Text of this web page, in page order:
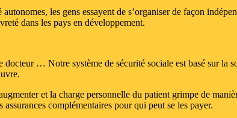
les gens essayent de s’organiser de façon
dans les pays en développement.
… Notre système de sécurité sociale est basé sur la
et la charge personnelle du patient grimpe de
complémentaires pour qui peut se les payer.